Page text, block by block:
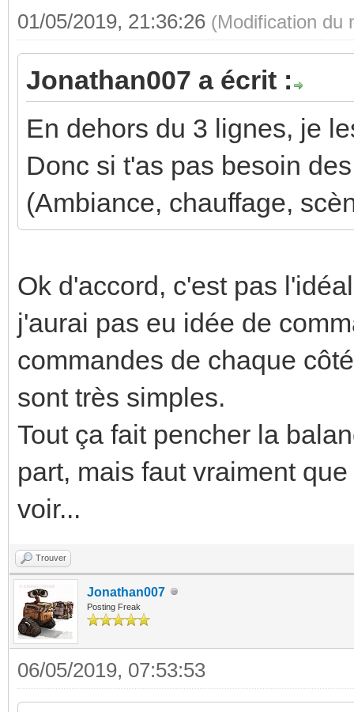
01/05/2019, 21:36:26 (Modification du
Jonathan007 a écrit :
En dehors du 3 lignes, je
Donc si t'as pas besoin
(Ambiance, chauffage,
Ok d'accord, c'est pas
j'aurai pas eu idée de
commandes de chaque
sont très simples.
Tout ça fait pencher la
part, mais faut vraiment
voir...
Trouver
Jonathan007
Posting Freak
06/05/2019, 07:53:53